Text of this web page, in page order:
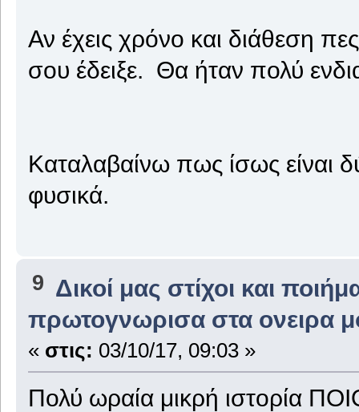
Αν έχεις χρόνο και διάθεση
σου έδειξε. Θα ήταν πολύ
Καταλαβαίνω πως ίσως είναι
φυσικά.
9 Δικοί μας στίχοι και
πρωτογνωρισα στα ονειρα
« στις: 03/10/17, 09:03 »
Πολύ ωραία μικρή ιστορία